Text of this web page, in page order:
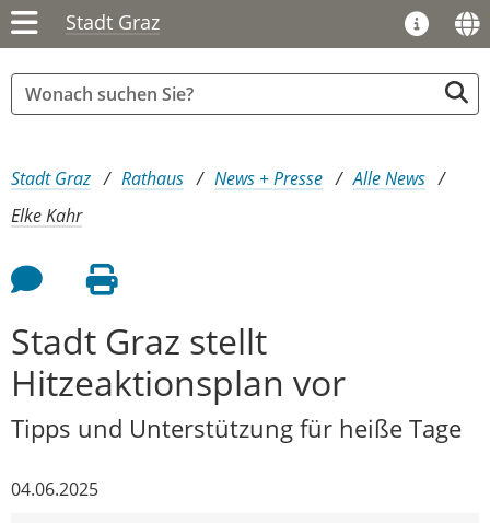
Stadt Graz
Sie sind hier:
Stadt Graz Rathaus News + Presse
Alle News
Elke Kahr
Feedback an Autor
Seite drucken
Stadt Graz stellt
Hitzeaktionsplan vor
Tipps und Unterstützung für heiße Tage
04.06.2025